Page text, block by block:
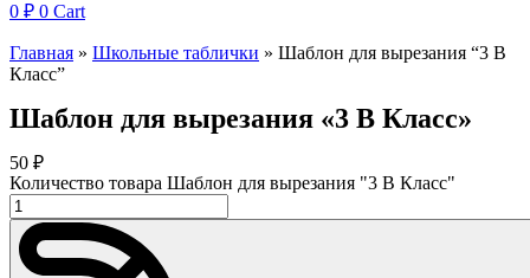
0 ₽ 0 Cart
Главная » Школьные таблички » Шаблон для вырезания “3 В
Класс”
Шаблон для вырезания «3 В Класс»
50 ₽
Количество товара Шаблон для вырезания "3 В Класс"